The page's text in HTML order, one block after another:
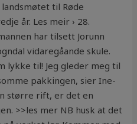
til Røde
år. Les meir › 28.
har tilsett Jorunn
vidaregåande skule.
lykke til! Jeg gleder meg til
pakkingen, sier Ine-
større rift, er det en
>>les mer NB husk at det